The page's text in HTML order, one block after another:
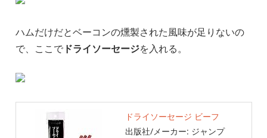
ハムだけだとベーコンの燻製された風味が足りないの
で、ここでドライソーセージを入れる。
ドライソーセージ ビーフ
出版社/メーカー: ジャンプ